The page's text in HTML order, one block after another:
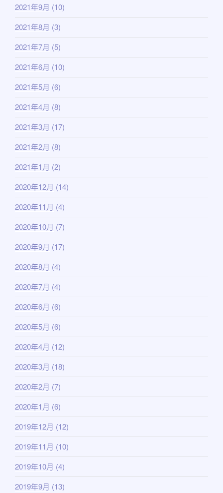
2021年9月 (10)
2021年8月 (3)
2021年7月 (5)
2021年6月 (10)
2021年5月 (6)
2021年4月 (8)
2021年3月 (17)
2021年2月 (8)
2021年1月 (2)
2020年12月 (14)
2020年11月 (4)
2020年10月 (7)
2020年9月 (17)
2020年8月 (4)
2020年7月 (4)
2020年6月 (6)
2020年5月 (6)
2020年4月 (12)
2020年3月 (18)
2020年2月 (7)
2020年1月 (6)
2019年12月 (12)
2019年11月 (10)
2019年10月 (4)
2019年9月 (13)